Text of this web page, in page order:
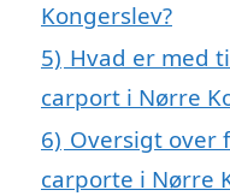
Kongerslev?
5) Hvad er med
carport i Nørre
6) Oversigt over
carporte i Nørre